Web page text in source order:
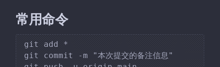
常用命令
git add *
git commit -m "本次提交的备注信息"